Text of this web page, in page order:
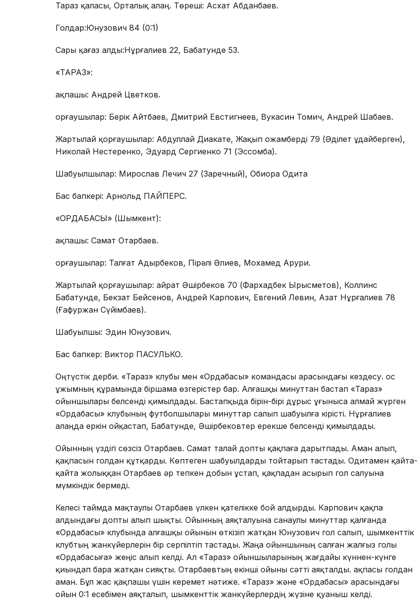
Тараз қаласы, Орталық алаң. Төреші: Асхат Абданбаев.
Голдар:Юнузович 84 (0:1)
Сары қағаз алды:Нұрғалиев 22, Бабатунде 53.
«ТАРАЗ»:
Қақпашы: Андрей Цветков.
Қорғаушылар: Берік Айтбаев, Дмитрий Евстигнеев, Вукасин Томич, Андрей Шабаев.
Жартылай қорғаушылар: Абдуллай Диакате, Жақып Қожамберді 79 (Әділет Құдайберген),
Николай Нестеренко, Эдуард Сергиенко 71 (Эссомба).
Шабуылшылар: Мирослав Лечич 27 (Заречный), Обиора Одита
Бас бапкері: Арнольд ПАЙПЕРС.
«ОРДАБАСЫ» (Шымкент):
Қақпашы: Самат Отарбаев.
Қорғаушылар: Талғат Адырбеков, Пірәлі Әлиев, Мохамед Арури.
Жартылай қорғаушылар: Қайрат Әшірбеков 70 (Фархадбек Ырысметов), Коллинс
Бабатунде, Бекзат Бейсенов, Андрей Карпович, Евгений Левин, Азат Нұрғалиев 78
(Ғафуржан Сүйімбаев).
Шабуылшы: Эдин Юнузович.
Бас бапкер: Виктор ПАСУЛЬКО.
Оңтүстік дерби. «Тараз» клубы мен «Ордабасы» командасы арасындағы кездесу. Қос
ұжымның құрамында біршама өзгерістер бар. Алғашқы минуттан бастап «Тараз»
ойыншылары белсенді қимылдады. Бастапқыда бірін-бірі дұрыс ұғыныса алмай жүрген
«Ордабасы» клубының футболшылары минуттар салып шабуылға кірісті. Нұрғалиев
алаңда еркін ойқастап, Бабатунде, Әшірбековтер ерекше белсенді қимылдады.
Ойынның үздігі сөзсіз Отарбаев. Самат талай допты қақпаға дарытпады. Аман алып,
қақпасын голдан құтқарды. Көптеген шабуылдарды тойтарып тастады. Одитамен қайта-
қайта жолыққан Отарбаев әр тепкен добын ұстап, қақпадан асырып гол салуына
мүмкіндік бермеді.
Келесі таймда мақтаулы Отарбаев үлкен қателікке бой алдырды. Карпович қақпа
алдындағы допты алып шықты. Ойынның аяқталуына санаулы минуттар қалғанда
«Ордабасы» клубында алғашқы ойынын өткізіп жатқан Юнузович гол салып, шымкенттік
клубтың жанкүйерлерін бір серпілтіп тастады. Жаңа ойыншының салған жалғыз голы
«Ордабасыға» жеңіс алып келді. Ал «Тараз» ойыншыларының жағдайы күннен-күнге
қиындап бара жатқан сияқты. Отарбаевтың екінші ойыны сәтті аяқталды. Қақпасы голдан
аман. Бұл жас қақпашы үшін керемет нәтиже. «Тараз» және «Ордабасы» арасындағы
ойын 0:1 есебімен аяқталып, шымкенттік жанкүйерлердің жүзіне қуаныш келді.